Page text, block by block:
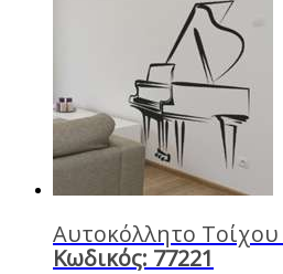
Αυτοκόλλητο
Κωδικός: 77221